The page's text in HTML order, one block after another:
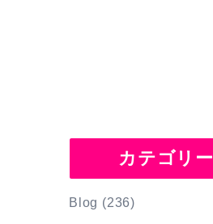
カテゴリー
Blog (236)